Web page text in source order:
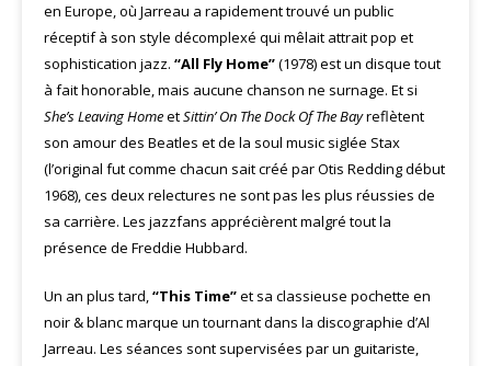
en Europe, où Jarreau a rapidement trouvé un public
réceptif à son style décomplexé qui mêlait attrait pop et
sophistication jazz. “All Fly Home”(1978) est un disque tout
à fait honorable, mais aucune chanson ne surnage. Et si
She’s Leaving HomeetSittin’ On The Dock Of TheBayreflètent
son amour des Beatles et de la soul music siglée Stax
(l’original fut comme chacun sait créé par Otis Redding début
1968), ces deux relectures ne sont pas les plus réussies de
sa carrière. Les jazzfans apprécièrent malgré tout la
présence de Freddie Hubbard.
Un an plus tard,“This Time”et sa classieuse pochette en
noir & blanc marque un tournant dans la discographie d’Al
Jarreau. Les séances sont supervisées par un guitariste,